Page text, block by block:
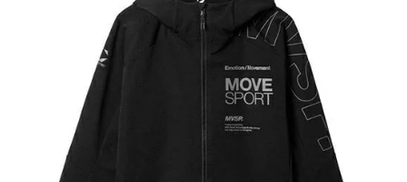
SALE品はこちら
INFORMATIOM
ご利用ガイド